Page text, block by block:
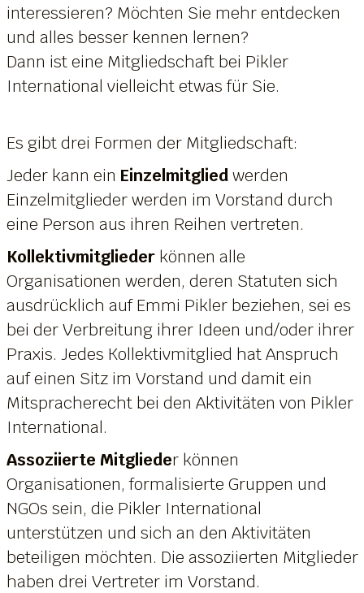
interessieren? Möchten Sie mehr entdecken
und alles besser kennen lernen?
Dann ist eine Mitgliedschaft bei Pikler
International vielleicht etwas für Sie.
Es gibt drei Formen der Mitgliedschaft:
Jeder kann ein Einzelmitgliedwerden
Einzelmitglieder werden im Vorstand durch
eine Person aus ihren Reihen vertreten.
Kollektivmitgliederkönnen alle
Organisationen werden, deren Statuten sich
ausdrücklich auf Emmi Pikler beziehen, sei es
bei der Verbreitung ihrer Ideen und/oder ihrer
Praxis. Jedes Kollektivmitglied hat Anspruch
auf einen Sitz im Vorstand und damit ein
Mitspracherecht bei den Aktivitäten von Pikler
International.
Assoziierte Mitglieder können
Organisationen, formalisierte Gruppen und
NGOs sein, die Pikler International
unterstützen und sich an den Aktivitäten
beteiligen möchten. Die assoziierten Mitglieder
haben drei Vertreter im Vorstand.